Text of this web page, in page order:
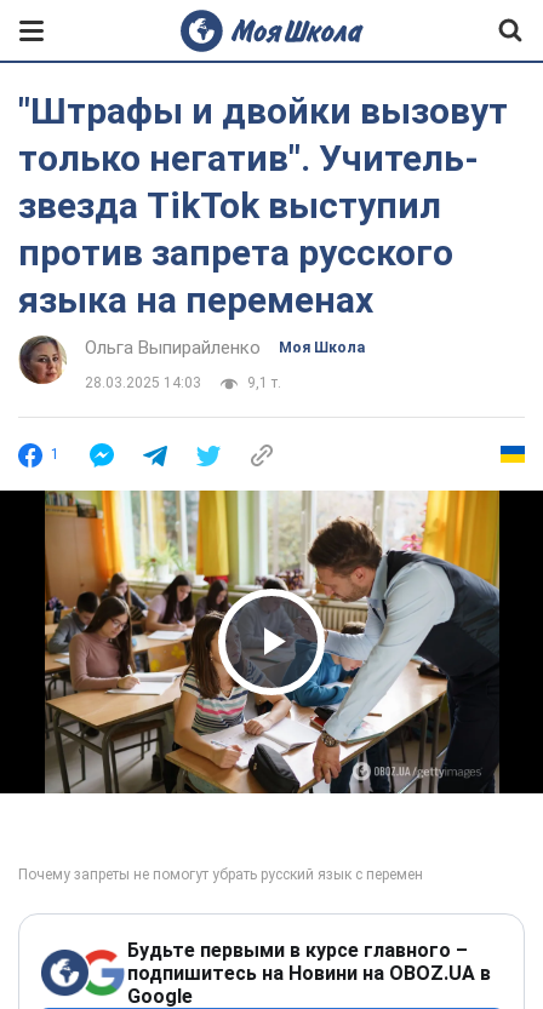
"Штрафы и двойки вызовут
только негатив". Учитель-
звезда TikTok выступил
против запрета русского
языка на переменах
Ольга Выпирайленко Моя Школа
28.03.2025 14:03 9,1 т.
1
Play Video
Будьте первыми в курсе главного –
подпишитесь на Новини на OBOZ.UA в
Google